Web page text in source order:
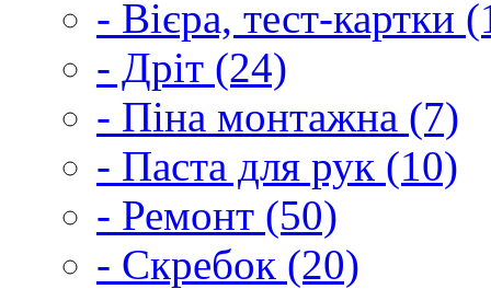
- Вієра, тест-картки
- Дріт (24)
- Піна монтажна (7)
- Паста для рук (10)
- Ремонт (50)
- Скребок (20)